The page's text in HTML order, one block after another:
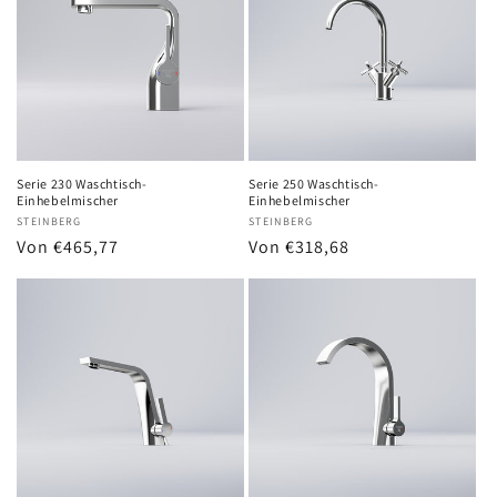
Serie 230 Waschtisch-
Einhebelmischer
Anbieter:
STEINBERG
Normaler
Von €465,77
Serie 250 Waschtisch-
Einhebelmischer
Anbieter:
STEINBERG
Normaler
Von €318,68